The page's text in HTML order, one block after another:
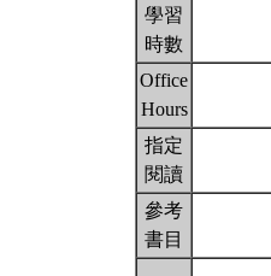
學習
時數
Office
Hours
指定
閱讀
參考
書目